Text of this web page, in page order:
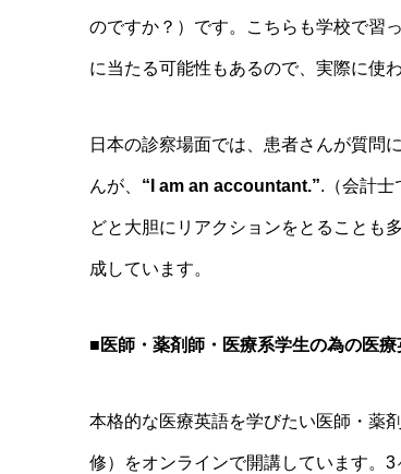
のですか？）です。こちらも学校で習
に当たる可能性もあるので、実際に使
日本の診察場面では、患者さんが質問
んが、 “I am an accountant.”.（会計士
どと大胆にリアクションをとることも
成しています。
■ 医師・薬剤師・医療系学生の為の医
本格的な医療英語を学びたい医師・薬
修）をオンラインで開講しています。3